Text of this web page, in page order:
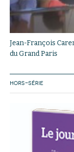
Jean-François
du Grand Paris
HORS-SÉRIE